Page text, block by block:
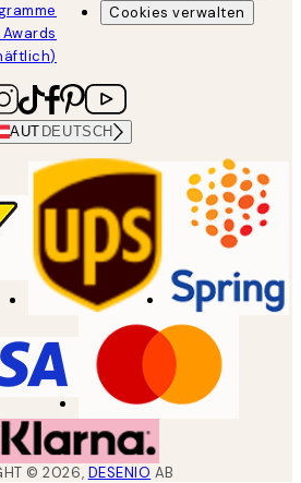
Cookies verwalten
AUT DEUTSCH
©2026, DESENIO AB